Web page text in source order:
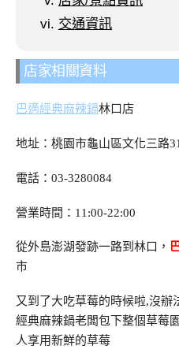
交通資訊
店家相關資料
巴適經典麻辣鍋林口店
地址：桃園市龜山區文化三路
電話：03-3280084
營業時間：11:00-22:00
從外島澎湖發跡一路到林口，
市
又到了大吃草莓的時候啦,沒
經典麻辣鍋老闆包下整個草莓
人享用新鮮的草莓